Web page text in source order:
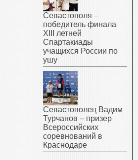
Севастополя –
победитель финала
XIII летней
Спартакиады
учащихся России по
ушу
Севастополец Вадим
Турчанов – призер
Всероссийских
соревнований в
Краснодаре